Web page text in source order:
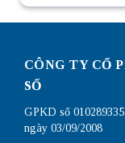
CÔNG TY CỔ
SỐ
GPKD số
ngày 03/09/2008